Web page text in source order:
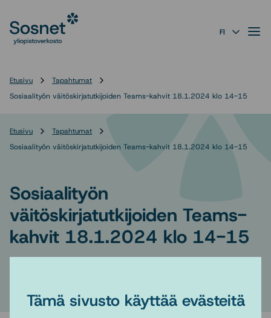
Tämä sivusto käyttää evästeitä
suoraan
sisältöön
FI
Etusivu
Tapahtumat
Sosiaalityön väitöskirjatutkijoiden Teams-kahvit 18.1.2024 klo 14-15
Etusivu
Tapahtumat
Sosiaalityön väitöskirjatutkijoiden Teams-kahvit 18.1.2024 klo 14-15
Sosiaalityön
väitöskirjatutkijoiden Teams-
kahvit 18.1.2024 klo 14-15